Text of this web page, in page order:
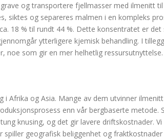
og transportere fjellmasser med ilmenitt
siktes og separeres malmen i en kompleks
18 % til rundt 44 %. Dette konsentratet er
ytterligere kjemisk behandling. I
noe som gir en mer helhetlig ressursutnyttelse.
i Afrika og Asia. Mange av dem utvinner
enn vår bergbaserte metode.
knusing, og det gir lavere driftskostnader.
geografisk beliggenhet og